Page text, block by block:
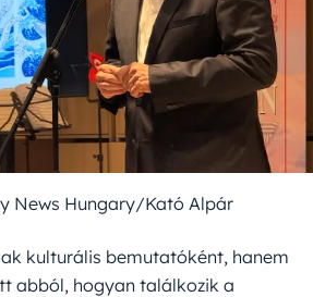
News Hungary/Kató Alpár
kulturális bemutatóként, hanem
abból, hogyan találkozik a